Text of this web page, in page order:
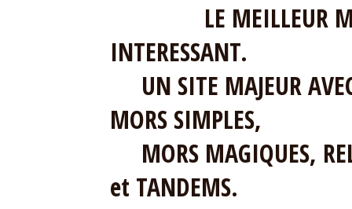
LE MEILLEUR
INTERESSANT.
UN SITE MAJEUR
MORS SIMPLES,
MORS MAGIQUES,
et TANDEMS.